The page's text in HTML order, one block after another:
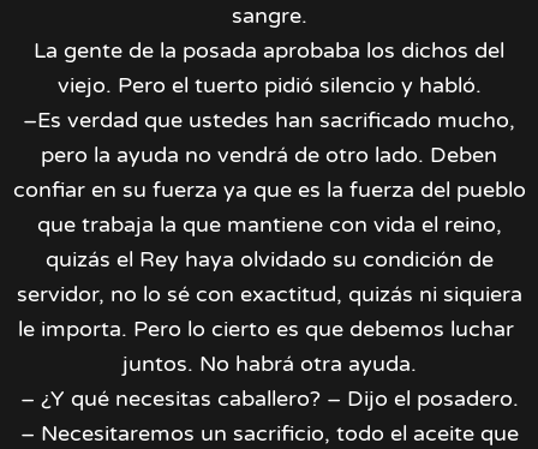
sangre.
La gente de la posada aprobaba los dichos del
viejo. Pero el tuerto pidió silencio y habló.
–Es verdad que ustedes han sacrificado mucho,
pero la ayuda no vendrá de otro lado. Deben
confiar en su fuerza ya que es la fuerza del pueblo
que trabaja la que mantiene con vida el reino,
quizás el Rey haya olvidado su condición de
servidor, no lo sé con exactitud, quizás ni siquiera
le importa. Pero lo cierto es que debemos luchar
juntos. No habrá otra ayuda.
– ¿Y qué necesitas caballero? – Dijo el posadero.
– Necesitaremos un sacrificio, todo el aceite que